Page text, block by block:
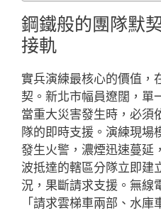
鋼鐵般的團隊默
接軌
實兵演練最核心的價值，
契。新北市幅員遼闊，單
當重大災害發生時，必須
隊的即時支援。演練現場
發生火警，濃煙迅速蔓延
波抵達的轄區分隊立即建
況，果斷請求支援。無線
「請求雲梯車兩部、水